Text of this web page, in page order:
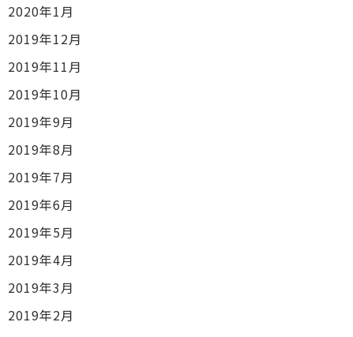
2020年1月
2019年12月
2019年11月
2019年10月
2019年9月
2019年8月
2019年7月
2019年6月
2019年5月
2019年4月
2019年3月
2019年2月